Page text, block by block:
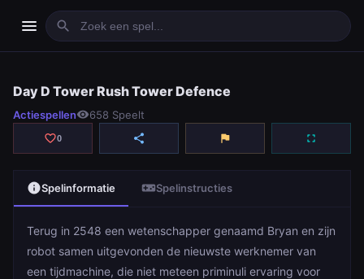
menu search
play_arrowSpelen
Day D Tower Rush Tower Defence
Actiespellenvisibility658 Speelt
favorite_border0 share flag fullscreen
infoSpelinformatie videogame_assetSpelinstructies
Terug in 2548 een wetenschapper genaamd Bryan en zijn
robot samen uitgevonden de nieuwste werknemer van
een tijdmachine, die niet meteen priminuli ervaring voor